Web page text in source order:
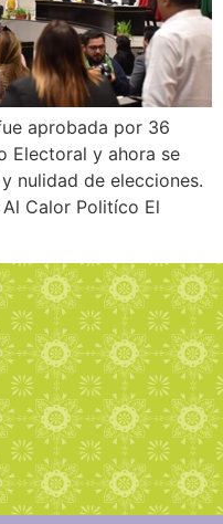
aprobada por 36
Electoral y ahora se
nulidad de elecciones.
Calor Politíco El